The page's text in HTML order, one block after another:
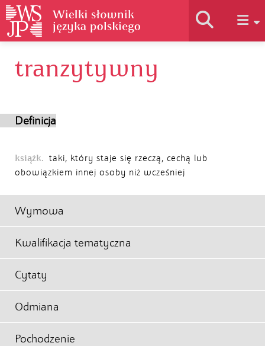
Historia słownika
tranzytywny
Definicja
książk. taki, który staje się rzeczą, cechą lub
obowiązkiem innej osoby niż wcześniej
Wymowa
Kwalifikacja tematyczna
Cytaty
Odmiana
Pochodzenie